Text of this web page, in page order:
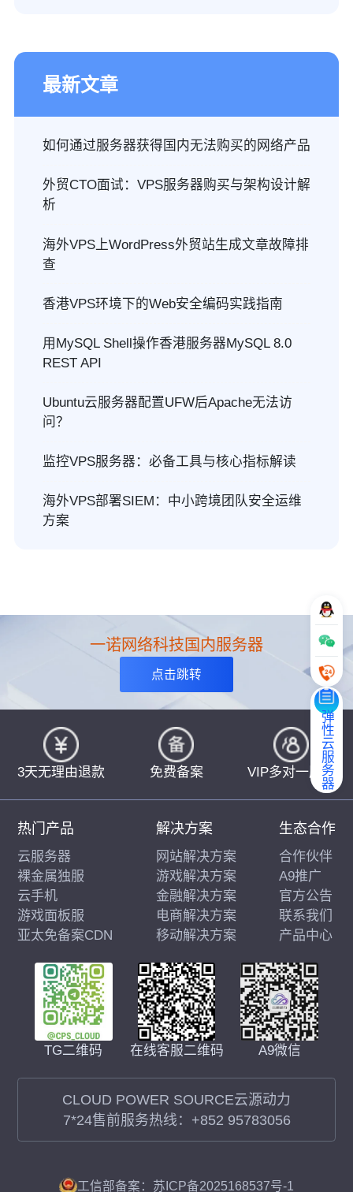
最新文章
如何通过服务器获得国内无法购买的网络产品
外贸CTO面试：VPS服务器购买与架构设计解
析
海外VPS上WordPress外贸站生成文章故障排
查
香港VPS环境下的Web安全编码实践指南
用MySQL Shell操作香港服务器MySQL 8.0
REST API
Ubuntu云服务器配置UFW后Apache无法访
问？
监控VPS服务器：必备工具与核心指标解读
海外VPS部署SIEM：中小跨境团队安全运维
方案
弹性云服务器
一诺网络科技国内服务器
点击跳转
3天无理由退款 免费备案 VIP多对一服务
TG二维码 在线客服二维码 A9微信
CLOUD POWER SOURCE云源动力
7*24售前服务热线： +852 95783056
热门产品
云服务器
裸金属独服
云手机
游戏面板服
亚太免备案CDN
解决方案
网站解决方案
游戏解决方案
金融解决方案
电商解决方案
移动解决方案
生态合作
合作伙伴
A9推广
官方公告
联系我们
产品中心
工信部备案：苏ICP备2025168537号-1